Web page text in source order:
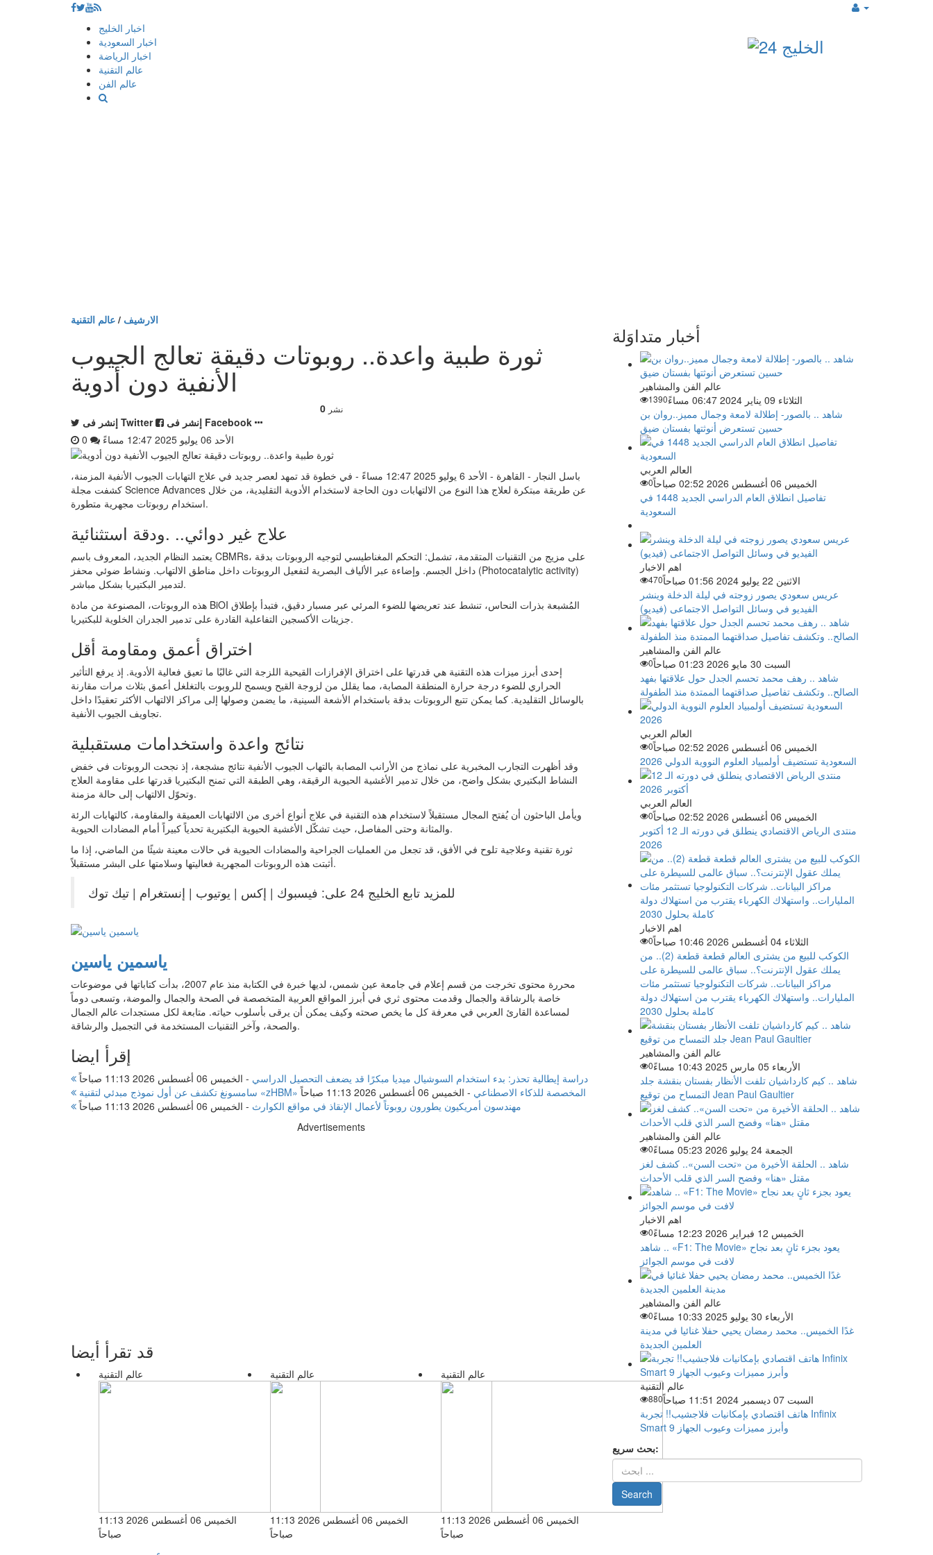
إذهب
المحتوى
اخبار الخليج
اخبار السعودية
اخبار الرياضة
عالم التقنية
عالم الفن
الارشيف / عالم التقنية
ثورة طبية واعدة.. روبوتات دقيقة تعالج الجيوب
الأنفية دون أدوية
0 نشر
إنشر فى Twitter
إنشر فى Facebook
الأحد 06 يوليو 2025 12:47 مساءً
باسل النجار - القاهرة - الأحد 6 يوليو 2025 12:47 مساءً - في خطوة قد تمهد لعصر جديد في علاج التهابات الجيوب الأنفية المزمنة،
كشفت مجلة Science Advances عن طريقة مبتكرة لعلاج هذا النوع من الالتهابات دون الحاجة لاستخدام الأدوية التقليدية، من خلال
استخدام روبوتات مجهرية متطورة.
علاج غير دوائي.. .ودقة استثنائية
يعتمد النظام الجديد، المعروف باسم CBMRs، على مزيج من التقنيات المتقدمة، تشمل: التحكم المغناطيسي لتوجيه الروبوتات بدقة
داخل الجسم. وإضاءة عبر الألياف البصرية لتفعيل الروبوتات داخل مناطق الالتهاب. ونشاط ضوئي محفز (Photocatalytic activity)
لتدمير البكتيريا بشكل مباشر.
هذه الروبوتات، المصنوعة من مادة BiOI المُشبعة بذرات النحاس، تنشط عند تعريضها للضوء المرئي عبر مسبار دقيق، فتبدأ بإطلاق
جزيئات الأكسجين التفاعلية القادرة على تدمير الجدران الخلوية للبكتيريا.
اختراق أعمق ومقاومة أقل
إحدى أبرز ميزات هذه التقنية هي قدرتها على اختراق الإفرازات القيحية اللزجة التي غالبًا ما تعيق فعالية الأدوية. إذ يرفع التأثير
الحراري للضوء درجة حرارة المنطقة المصابة، مما يقلل من لزوجة القيح ويسمح للروبوت بالتغلغل أعمق بثلاث مرات مقارنة
بالوسائل التقليدية. كما يمكن تتبع الروبوتات بدقة باستخدام الأشعة السينية، ما يضمن وصولها إلى مراكز الالتهاب الأكثر تعقيدًا داخل
تجاويف الجيوب الأنفية.
نتائج واعدة واستخدامات مستقبلية
وقد أظهرت التجارب المخبرية على نماذج من الأرانب المصابة بالتهاب الجيوب الأنفية نتائج مشجعة، إذ نجحت الروبوتات في خفض
النشاط البكتيري بشكل واضح، من خلال تدمير الأغشية الحيوية الرقيقة، وهي الطبقة التي تمنح البكتيريا قدرتها على مقاومة العلاج
وتحوّل الالتهاب إلى حالة مزمنة.
ويأمل الباحثون أن يُفتح المجال مستقبلاً لاستخدام هذه التقنية في علاج أنواع أخرى من الالتهابات العميقة والمقاومة، كالتهابات الرئة
والمثانة وحتى المفاصل، حيث تشكّل الأغشية الحيوية البكتيرية تحدياً كبيراً أمام المضادات الحيوية.
ثورة تقنية وعلاجية تلوح في الأفق، قد تجعل من العمليات الجراحية والمضادات الحيوية في حالات معينة شيئًا من الماضي، إذا ما
أثبتت هذه الروبوتات المجهرية فعاليتها وسلامتها على البشر مستقبلاً.
للمزيد تابع الخليج 24 على: فيسبوك | إكس | يوتيوب | إنستغرام | تيك توك
ياسمين ياسين
محررة محتوى تخرجت من قسم إعلام في جامعة عين شمس، لديها خبرة في الكتابة منذ عام 2007، بدأت كتاباتها في موضوعات
خاصة بالرشاقة والجمال وقدمت محتوى ثري في أبرز المواقع العربية المتخصصة في الصحة والجمال والموضة، وتسعى دوماً
لمساعدة القارئ العربي في معرفة كل ما يخص صحته وكيف يمكن أن يرقى بأسلوب حياته. متابعة لكل مستجدات عالم الجمال
والصحة، وآخر التقنيات المستخدمة في التجميل والرشاقة.
إقرأ ايضا
دراسة إيطالية تحذر: بدء استخدام السوشيال ميديا مبكرًا قد يضعف التحصيل الدراسي - الخميس 06 أغسطس 2026 11:13 صباحاً
سامسونغ تكشف عن أول نموذج مبدئي لتقنية «zHBM» المخصصة للذكاء الاصطناعي - الخميس 06 أغسطس 2026 11:13 صباحاً
مهندسون أمريكيون يطورون روبوتاً لأعمال الإنقاذ في مواقع الكوارث - الخميس 06 أغسطس 2026 11:13 صباحاً
Advertisements
قد تقرأ أيضا
عالم التقنية
الخميس 06 أغسطس 2026 11:13
صباحاً
عالم التقنية
الخميس 06 أغسطس 2026 11:13
صباحاً
عالم التقنية
الخميس 06 أغسطس 2026 11:13
صباحاً
أخبار متداوَلة
عالم الفن والمشاهير
الثلاثاء 09 يناير 2024 06:47 مساءً
1390
شاهد .. بالصور- إطلالة لامعة وجمال مميز..روان بن
حسين تستعرض أنوثتها بفستان ضيق
العالم العربي
الخميس 06 أغسطس 2026 02:52 صباحاً
0
تفاصيل انطلاق العام الدراسي الجديد 1448 في
السعودية
اهم الاخبار
الاثنين 22 يوليو 2024 01:56 صباحاً
470
عريس سعودي يصور زوجته في ليلة الدخلة وينشر
الفيديو في وسائل التواصل الاجتماعى (فيديو)
عالم الفن والمشاهير
السبت 30 مايو 2026 01:23 صباحاً
0
شاهد .. رهف محمد تحسم الجدل حول علاقتها بفهد
الصالح.. وتكشف تفاصيل صداقتهما الممتدة منذ الطفولة
العالم العربي
الخميس 06 أغسطس 2026 02:52 صباحاً
0
السعودية تستضيف أولمبياد العلوم النووية الدولي 2026
العالم العربي
الخميس 06 أغسطس 2026 02:52 صباحاً
0
منتدى الرياض الاقتصادي ينطلق في دورته الـ 12 أكتوبر
2026
اهم الاخبار
الثلاثاء 04 أغسطس 2026 10:46 صباحاً
0
الكوكب للبيع من يشترى العالم قطعة قطعة (2).. من
يملك عقول الإنترنت؟.. سباق عالمى للسيطرة على
مراكز البيانات.. شركات التكنولوجيا تستثمر مئات
المليارات.. واستهلاك الكهرباء يقترب من استهلاك دولة
كاملة بحلول 2030
عالم الفن والمشاهير
الأربعاء 05 مارس 2025 10:43 مساءً
0
شاهد .. كيم كارداشيان تلفت الأنظار بفستان بنقشة جلد
التمساح من توقيع Jean Paul Gaultier
عالم الفن والمشاهير
الجمعة 24 يوليو 2026 05:23 مساءً
0
شاهد .. الحلقة الأخيرة من «تحت السن».. كشف لغز
مقتل «هنا» وفضح السر الذي قلب الأحداث
اهم الاخبار
الخميس 12 فبراير 2026 12:23 مساءً
0
شاهد .. «F1: The Movie» يعود بجزء ثانٍ بعد نجاح
لافت في موسم الجوائز
عالم الفن والمشاهير
الأربعاء 30 يوليو 2025 10:33 مساءً
0
غدًا الخميس.. محمد رمضان يحيي حفلا غنائيا في مدينة
العلمين الجديدة
عالم التقنية
السبت 07 ديسمبر 2024 11:51 صباحاً
880
هاتف اقتصادي بإمكانيات فلاجشيب!! تجربة Infinix
Smart 9 وأبرز مميزات وعيوب الجهاز
بحث سريع: